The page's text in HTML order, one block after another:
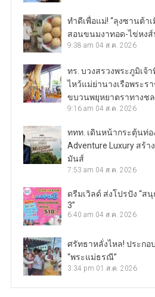
ทำดีเพื่อแม่! “ลุงซานต้า
สอนขนมงาทอด-ไข่หงส์
9:38 am 04 ส.ค. 2026
ทร. บวงสรวงพระภูมิเจ้
ไหว้แม่ย่านางเรือพระร
ขบวนพยุหยาตราทางช
9:16 am 04 ส.ค. 2026
ททท. เดินหน้ากระตุ้นท่อ
Adventure Luxury สร้
มันส์
7:53 am 04 ส.ค. 2026
ดรีมเวิลด์ ส่งโปรปัง “ส
3”
6:40 am 04 ส.ค. 2026
ศรัทธาหลั่งไหล! ประกอ
“พระแม่ธรณี”
3:34 pm 01 ส.ค. 2026